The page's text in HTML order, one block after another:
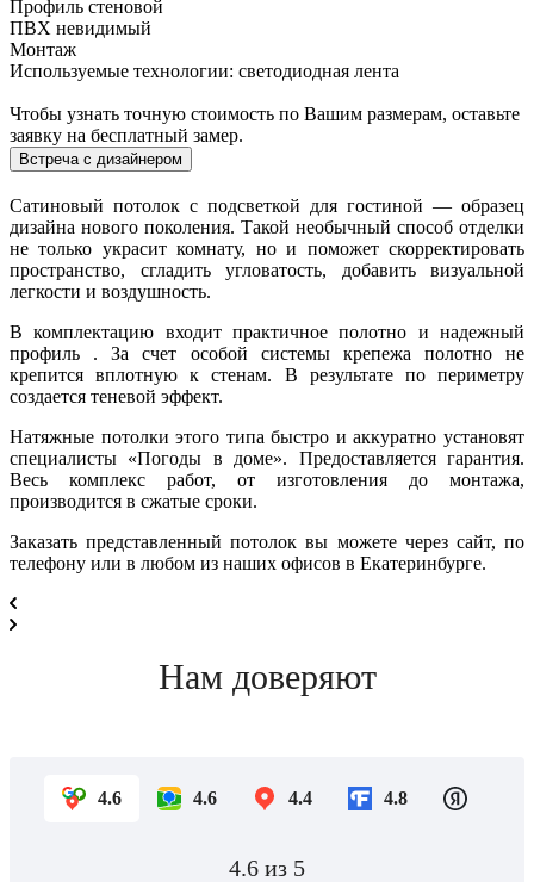
Профиль стеновой
ПВХ невидимый
Монтаж
Используемые технологии: светодиодная лента
Чтобы узнать точную стоимость по Вашим размерам, оставьте
заявку на бесплатный замер.
Встреча с дизайнером
Сатиновый потолок с подсветкой для гостиной — образец
дизайна нового поколения. Такой необычный способ отделки
не только украсит комнату, но и поможет скорректировать
пространство, сгладить угловатость, добавить визуальной
легкости и воздушность.
В комплектацию входит практичное полотно и надежный
профиль . За счет особой системы крепежа полотно не
крепится вплотную к стенам. В результате по периметру
создается теневой эффект.
Натяжные потолки этого типа быстро и аккуратно установят
специалисты «Погоды в доме». Предоставляется гарантия.
Весь комплекс работ, от изготовления до монтажа,
производится в сжатые сроки.
Заказать представленный потолок вы можете через сайт, по
телефону или в любом из наших офисов в Екатеринбурге.
Нам доверяют
4.6 4.6 4.4 4.8
4.6 из 5